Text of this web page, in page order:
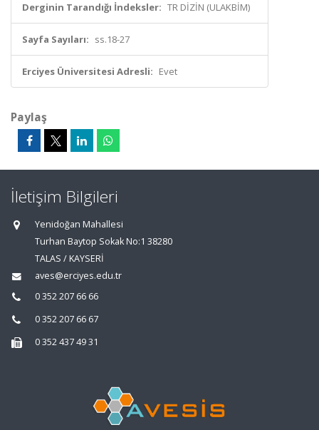
Derginin Tarandığı İndeksler: TR DİZİN (ULAKBİM)
Sayfa Sayıları: ss.18-27
Erciyes Üniversitesi Adresli: Evet
Paylaş
İletişim Bilgileri
Yenidoğan Mahallesi
Turhan Baytop Sokak No:1 38280
TALAS / KAYSERİ
aves@erciyes.edu.tr
0 352 207 66 66
0 352 207 66 67
0 352 437 49 31